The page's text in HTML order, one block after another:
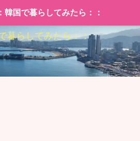
暮らしてみたら：：
韓国で暮らしてみたら：：